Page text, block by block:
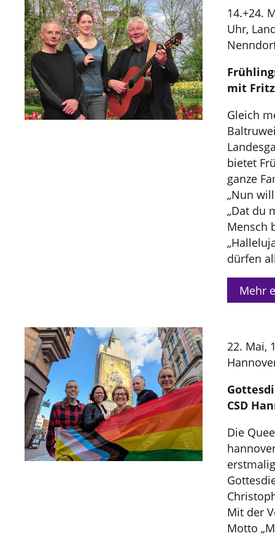
14.+24.
Uhr,
mit
Gleich
bietet
ganze
„Nun
„Dat du
Mensch
dürfen
Mehr
22. Mai,
CSD
Die
Mit der
Motto